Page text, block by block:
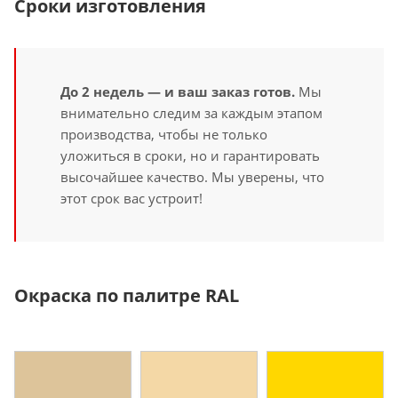
Сроки изготовления
До 2 недель — и ваш заказ готов. Мы
внимательно следим за каждым этапом
производства, чтобы не только
уложиться в сроки, но и гарантировать
высочайшее качество. Мы уверены, что
этот срок вас устроит!
Окраска по палитре RAL